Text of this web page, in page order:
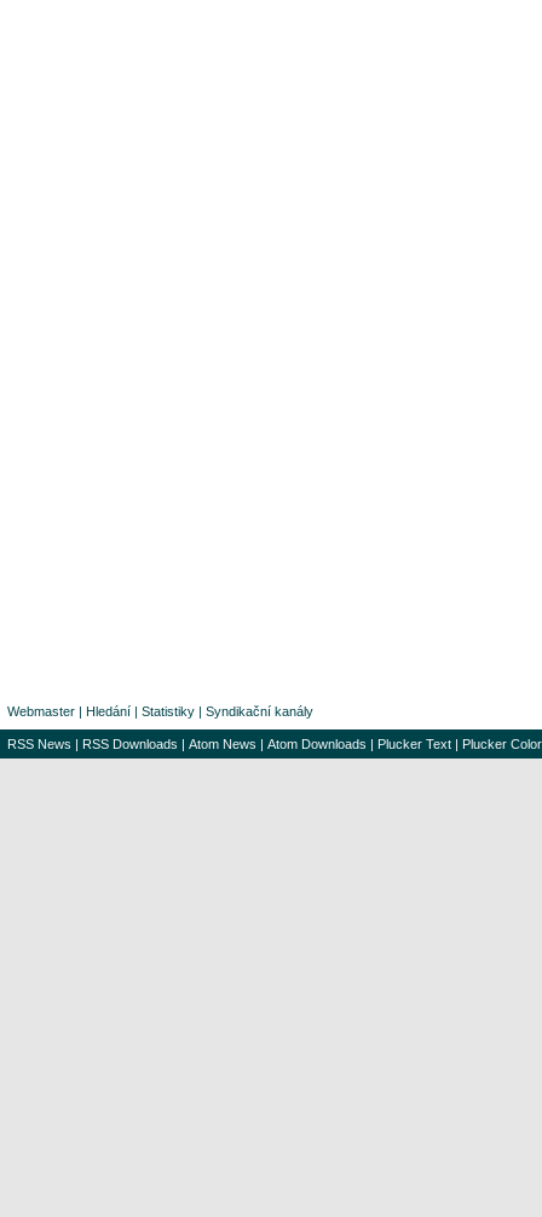
Webmaster | Hledání | Statistiky | Syndikační kanály
RSS News | RSS Downloads | Atom News | Atom Downloads | Plucker Text | Plucker Color